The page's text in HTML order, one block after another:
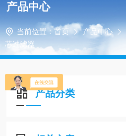
产品中心
当前位置： 首页 产品中心
芯过滤器
产品分类